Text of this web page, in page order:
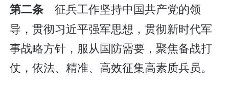
第二条 征兵工作坚持中国共产党的领
导，贯彻习近平强军思想，贯彻新时代军
事战略方针，服从国防需要，聚焦备战打
仗，依法、精准、高效征集高素质兵员。